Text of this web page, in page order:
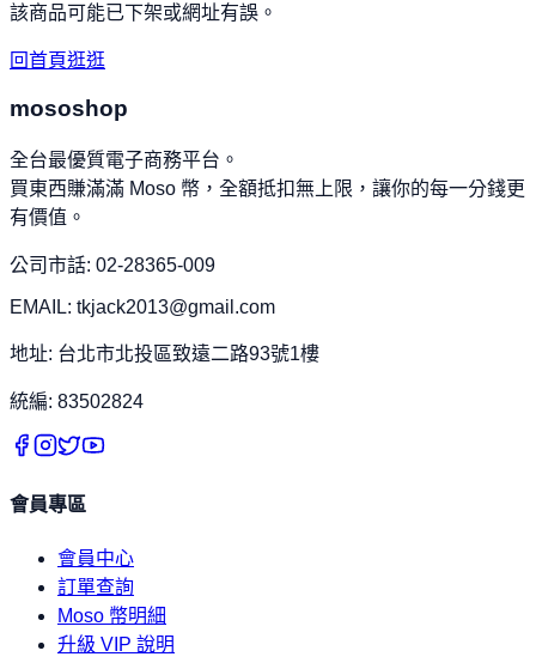
該商品可能已下架或網址有誤。
回首頁逛逛
mososhop
全台最優質電子商務平台。
買東西賺滿滿 Moso 幣，全額抵扣無上限，讓你的每一分錢更
有價值。
公司市話: 02-28365-009
EMAIL: tkjack2013@gmail.com
地址: 台北市北投區致遠二路93號1樓
統編: 83502824
會員專區
會員中心
訂單查詢
Moso 幣明細
升級 VIP 說明